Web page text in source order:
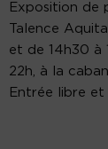
Exposition de
Talence
et de 14h30 à
22h, à la
Entrée libre et